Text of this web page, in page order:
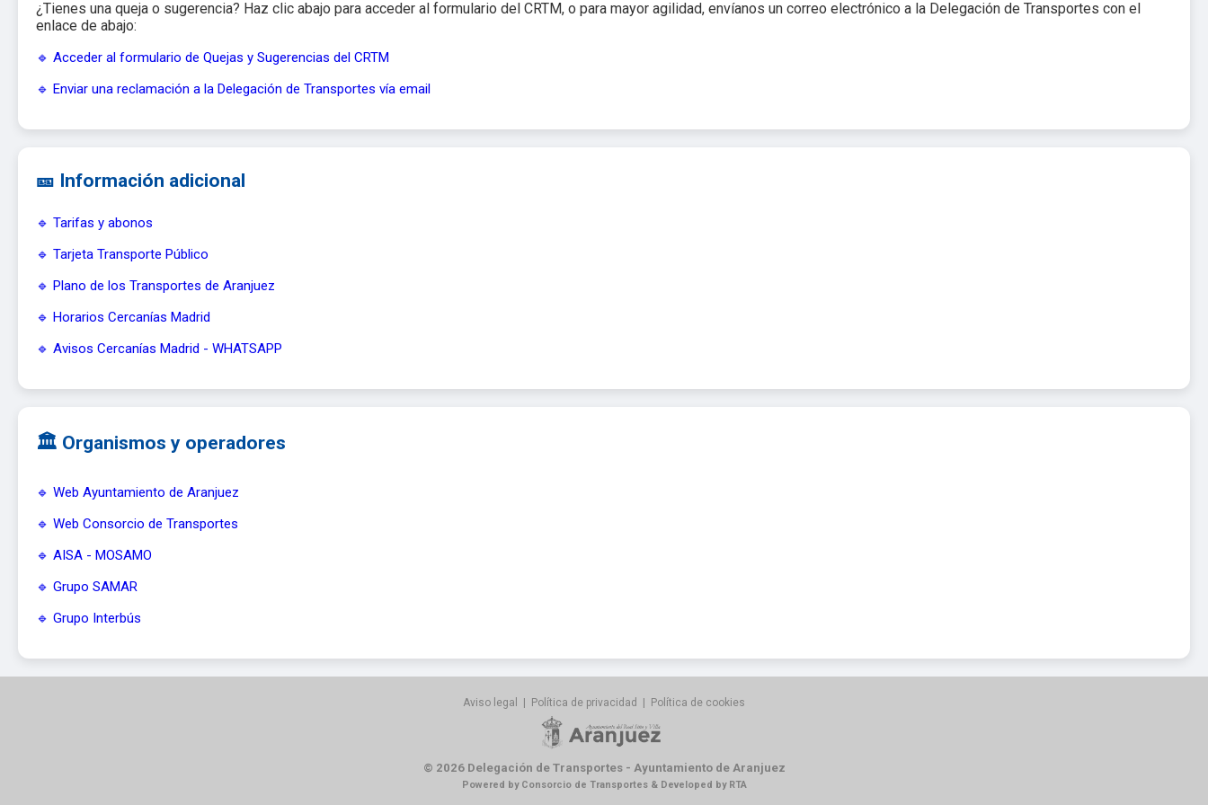
¿Tienes una queja o sugerencia? Haz clic abajo para acceder al formulario del CRTM, o para mayor agilidad, envíanos un correo electrónico a la Delegación de Transportes con el
enlace de abajo:
🔹 Acceder al formulario de Quejas y Sugerencias del CRTM
🔹 Enviar una reclamación a la Delegación de Transportes vía email
🎫 Información adicional
🔹 Tarifas y abonos
🔹 Tarjeta Transporte Público
🔹 Plano de los Transportes de Aranjuez
🔹 Horarios Cercanías Madrid
🔹 Avisos Cercanías Madrid - WHATSAPP
🏛️ Organismos y operadores
🔹 Web Ayuntamiento de Aranjuez
🔹 Web Consorcio de Transportes
🔹 AISA - MOSAMO
🔹 Grupo SAMAR
🔹 Grupo Interbús
Aviso legal Política de privacidad Política de cookies
© 2026 Delegación de Transportes - Ayuntamiento de Aranjuez
Powered by Consorcio de Transportes & Developed by RTA